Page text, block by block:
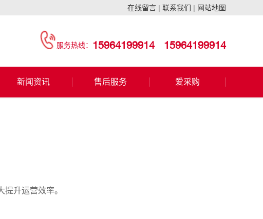
在线留言 | 联系我们 | 网站地图
服务热线： 15964199914 15964199914
新闻资讯 售后服务 爱采购
升运营效率。